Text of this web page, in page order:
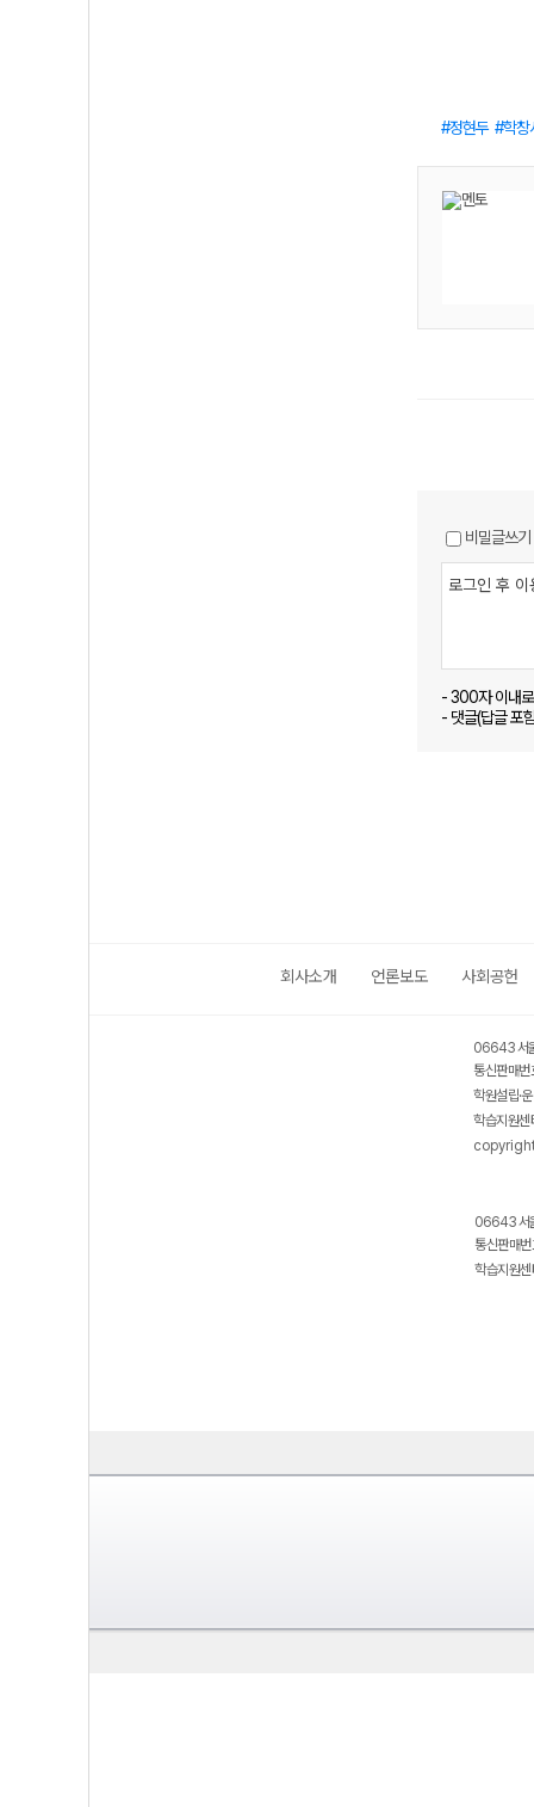
정현두 학창
비밀글쓰기
- 300자 이내
- 댓글(답글 포
회사소개 언론보도 사회공헌
06643 서
통신판매
학원설립·
학습지원
06643 서
통신판매
학습지원